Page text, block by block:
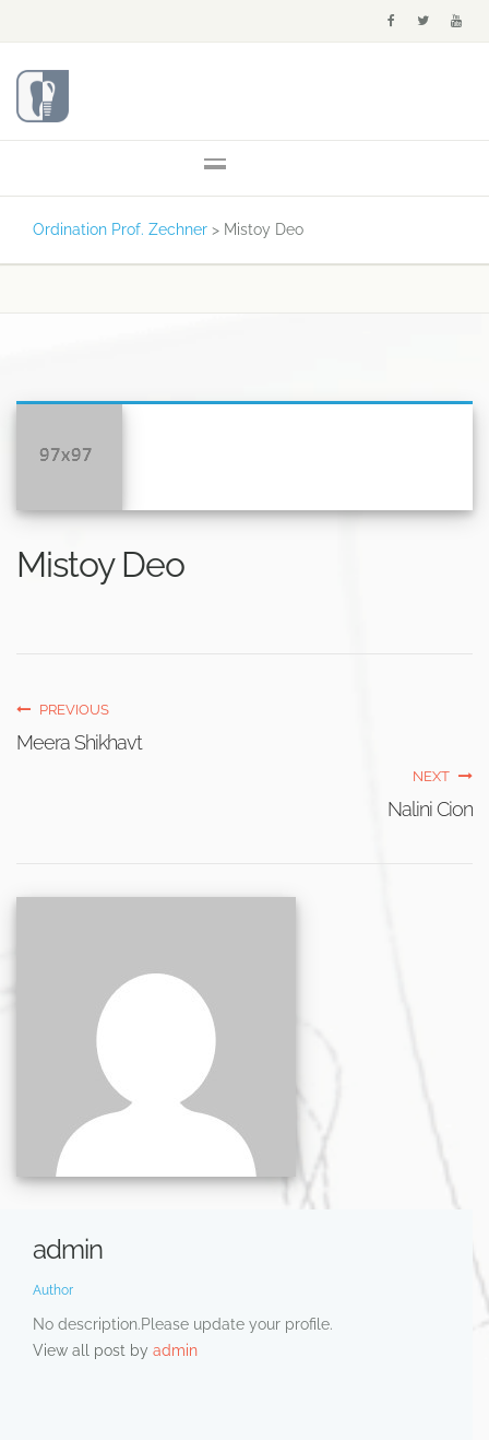
Ordination Prof. Zechner > Mistoy Deo
Mistoy Deo
PREVIOUS
Meera Shikhavt
NEXT
Nalini Cion
admin
Author
No description.Please update your profile.
View all post by admin